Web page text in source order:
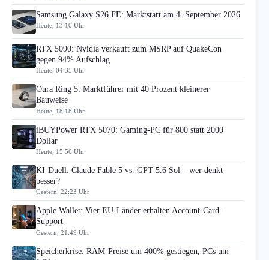
Samsung Galaxy S26 FE: Marktstart am 4. September 2026
Heute, 13:10 Uhr
RTX 5090: Nvidia verkauft zum MSRP auf QuakeCon
gegen 94% Aufschlag
Heute, 04:35 Uhr
Oura Ring 5: Marktführer mit 40 Prozent kleinerer
Bauweise
Heute, 18:18 Uhr
iBUYPower RTX 5070: Gaming-PC für 800 statt 2000
Dollar
Heute, 15:56 Uhr
KI-Duell: Claude Fable 5 vs. GPT-5.6 Sol – wer denkt
besser?
Gestern, 22:23 Uhr
Apple Wallet: Vier EU-Länder erhalten Account-Card-
Support
Gestern, 21:49 Uhr
Speicherkrise: RAM-Preise um 400% gestiegen, PCs um